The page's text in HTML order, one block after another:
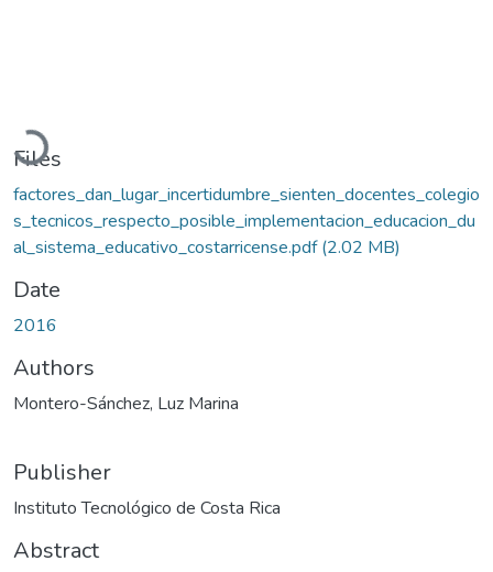
Loading...
Files
factores_dan_lugar_incertidumbre_sienten_docentes_colegio
s_tecnicos_respecto_posible_implementacion_educacion_du
al_sistema_educativo_costarricense.pdf(2.02 MB)
Date
2016
Authors
Montero-Sánchez, Luz Marina
Publisher
Instituto Tecnológico de Costa Rica
Abstract